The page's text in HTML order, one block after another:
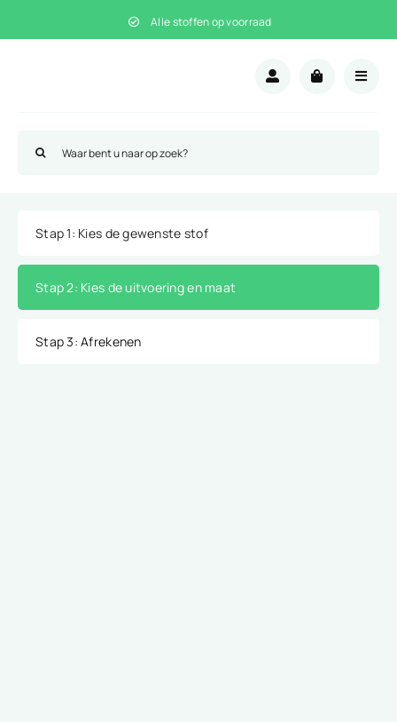
naar
Alle stoffen op voorraad
naar:
Stap 1: Kies de gewenste stof
Stap 2: Kies de uitvoering en maat
Stap 3: Afrekenen